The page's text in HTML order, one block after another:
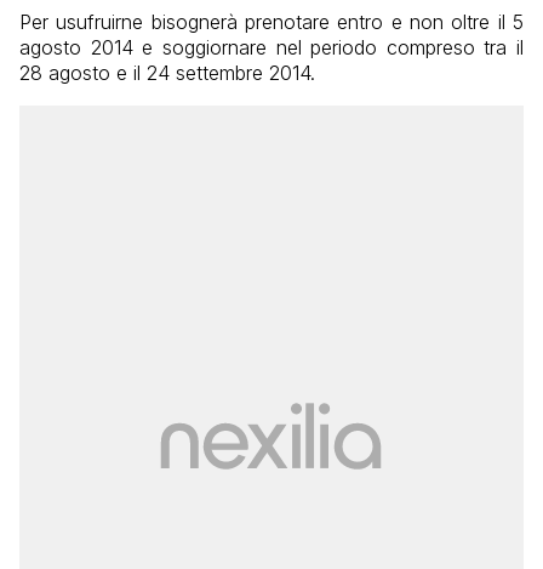
Per usufruirne bisognerà prenotare entro e non oltre il 5
agosto 2014 e soggiornare nel periodo compreso tra il
28 agosto e il 24 settembre 2014.